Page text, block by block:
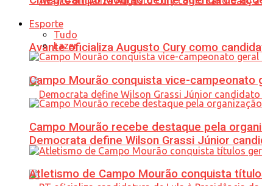
Avante oficializa Augusto Cury como
Democrata define Wilson Grassi Júnior
Esporte
Tudo
Lazer
Campo Mourão conquista vice-
Campo Mourão recebe destaque pela
Atletismo de Campo Mourão conquista